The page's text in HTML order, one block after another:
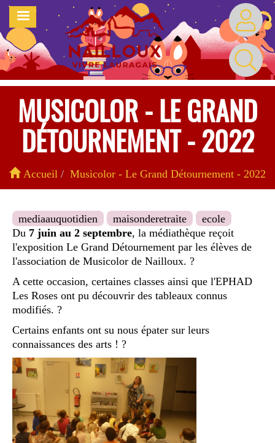
Aller
contenu
principal
MENU
MUSICOLOR - LE GRAND
DÉTOURNEMENT - 2022
Accueil Musicolor - Le Grand Détournement - 2022
mediaauquotidien maisonderetraite
ecole
Du 7 juin au 2 septembre, la médiathèque reçoit
l'exposition Le Grand Détournement par les élèves de
l'association de Musicolor de Nailloux. ?
A cette occasion, certaines classes ainsi que l'EPHAD
Les Roses ont pu découvrir des tableaux connus
modifiés. ?
Certains enfants ont su nous épater sur leurs
connaissances des arts ! ?